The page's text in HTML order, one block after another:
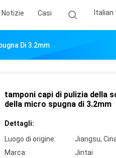
Notizie Casi Italian
Di 3.2mm
tamponi capi di pulizia della
della micro spugna di 3.2mm
Dettagli:
Luogo di origine:
Jiangsu,
Marca:
Jintai